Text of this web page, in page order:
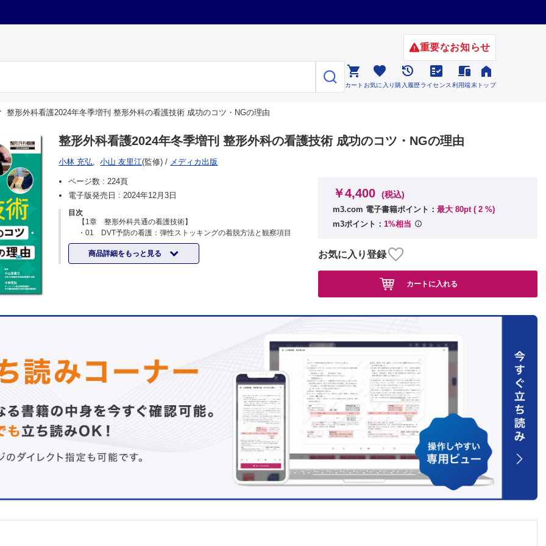
重要なお知らせ

カート

お気に入り

購入履歴

ライセンス

利用端末

トップ
整形外科看護2024年冬季増刊 整形外科の看護技術 成功のコツ・NGの理由
整形外科看護2024年冬季増刊 整形外科の看護技術 成功のコツ・NGの理由
小林 充弘,小山 友里江(監修) / メディカ出版
ページ数 :224頁
電子版発売日 :2024年12月3日
目次
【1章 整形外科共通の看護技術】
・01 DVT予防の看護：弾性ストッキングの着脱方法と観察項目
・02 DVT予防の看護：間欠的空気圧迫法
・03 ドレーン管理と観察
・04 貯血式（・回収式）自己血輸血の実施・観察
【3章 脊椎の看護技術】
・01 頚椎装具の着脱：ビスタカラー
・02 頚胸椎装具着用時のケア：ハローベスト
・03 胸腰椎装具の着脱：軟性コルセット・硬性コルセット
・04 脊椎術後のポジショニング・体位変換：頚椎術後・胸腰椎
術後
・05 脊椎術後の移乗：頚椎術後・腰椎術後
・07 脊椎術後の清潔介助：清拭・シャワー浴
・08 脊椎術後の排泄介助
・09 術後合併症の観察ポイント（硬膜外血腫、髄液漏）
・01 肩関節外転装具の着脱
・03 肩関節術後のポジショニング・体位変換
商品詳細をもっと見る
￥4,400 (税込)
m3.com 電子書籍ポイント： 最大 80pt ( 2 %)
m3ポイント： 1%相当
お気に入り登録
カートに入れる